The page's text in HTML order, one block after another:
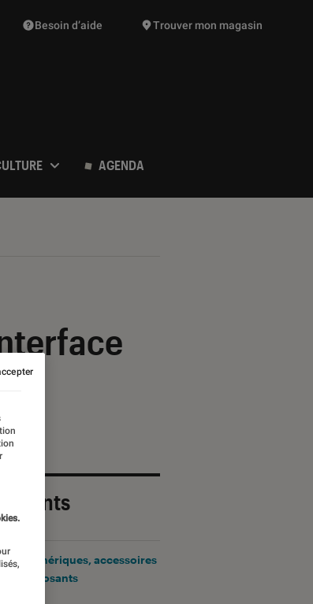
suggestions de produits vont vous être proposées
Besoin d’aide Trouver mon magasin
AGENDA
Périphériques, accessoires
et composants